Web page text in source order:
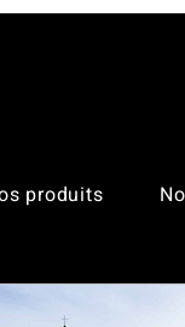
produits